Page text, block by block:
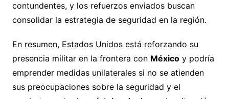
contundentes, y los refuerzos enviados buscan
consolidar la estrategia de seguridad en la región.
En resumen, Estados Unidos está reforzando su
presencia militar en la frontera con Méxicoy podría
emprender medidas unilaterales si no se atienden
sus preocupaciones sobre la seguridad y el